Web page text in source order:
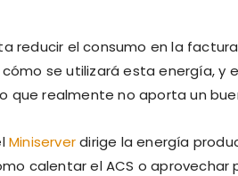
el consumo en la
se utilizará esta energía, y
que realmente no aporta un
Miniserverdirige la energía
calentar el ACS o aprovechar